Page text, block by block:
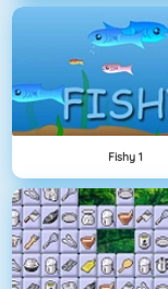
Fishy 1